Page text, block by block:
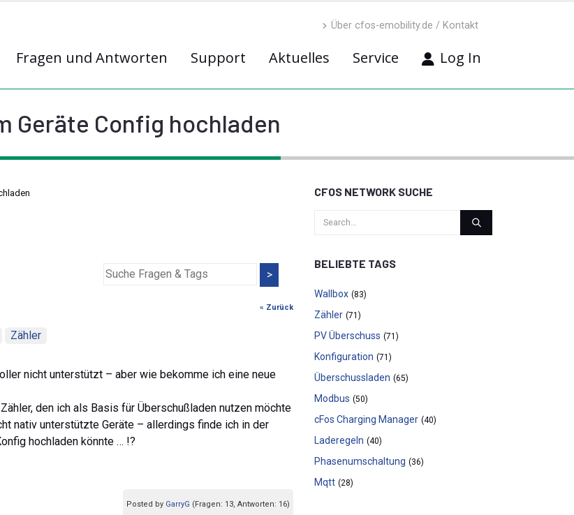
Über cfos-emobility.de / Kontakt
Fragen und Antworten Support Aktuelles Service Log In
Geräte Config hochladen
>
« Zurück
Zähler
nicht unterstützt – aber wie bekomme ich eine neue
den ich als Basis für Überschußladen nutzen möchte
nativ unterstützte Geräte – allerdings finde ich in der
hochladen könnte … !?
Posted by GarryG (Fragen: 13, Antworten: 16)
CFOS NETWORK SUCHE
BELIEBTE TAGS
Wallbox (83)
Zähler (71)
PV Überschuss (71)
Konfiguration (71)
Überschussladen (65)
Modbus (50)
cFos Charging Manager (40)
Laderegeln (40)
Phasenumschaltung (36)
Mqtt (28)